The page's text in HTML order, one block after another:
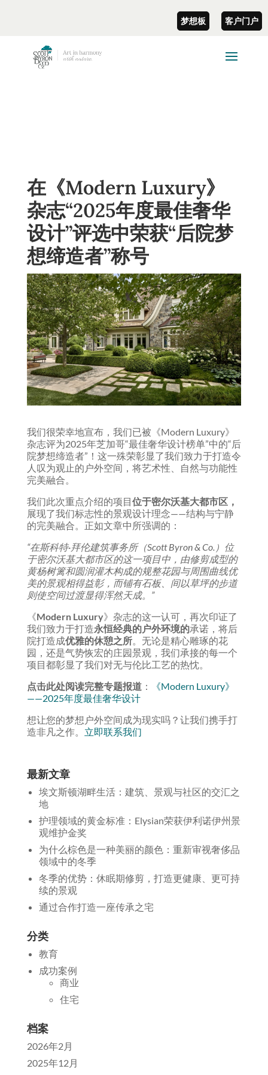
梦想板 客户门户
在《Modern Luxury》
杂志“2025年度最佳奢华
设计”评选中荣获“后院梦
想缔造者”称号
我们很荣幸地宣布，我们已被《Modern Luxury》
杂志评为2025年芝加哥“最佳奢华设计榜单”中的“后
院梦想缔造者”！这一殊荣彰显了我们致力于打造令
人叹为观止的户外空间，将艺术性、自然与功能性
完美融合。
我们此次重点介绍的项目位于密尔沃基大都市区，
展现了我们标志性的景观设计理念——结构与宁静
的完美融合。正如文章中所强调的：
“在斯科特·拜伦建筑事务所（Scott Byron & Co.）位
于密尔沃基大都市区的这一项目中，由修剪成型的
黄杨树篱和圆润灌木构成的规整花园与周围曲线优
美的景观相得益彰，而铺有石板、间以草坪的步道
则使空间过渡显得浑然天成。”
《Modern Luxury》杂志的这一认可，再次印证了
我们致力于打造永恒经典的户外环境的承诺，将后
院打造成优雅的休憩之所。无论是精心雕琢的花
园，还是气势恢宏的庄园景观，我们承接的每一个
项目都彰显了我们对无与伦比工艺的热忱。
点击此处阅读完整专题报道：
《Modern Luxury》
——2025年度最佳奢华设计
想让您的梦想户外空间成为现实吗？让我们携手打
造非凡之作。 立即联系我们
最新文章
埃文斯顿湖畔生活：建筑、景观与社区的交汇之
地
护理领域的黄金标准：Elysian荣获伊利诺伊州景
观维护金奖
为什么棕色是一种美丽的颜色：重新审视奢侈品
领域中的冬季
冬季的优势：休眠期修剪，打造更健康、更可持
续的景观
通过合作打造一座传承之宅
分类
教育
成功案例
商业
住宅
档案
2026年2月
2025年12月